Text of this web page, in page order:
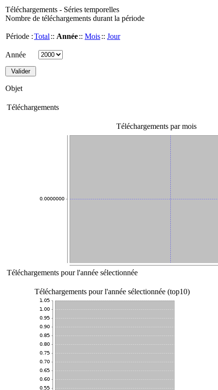
Téléchargements - Séries temporelles
Nombre de téléchargements durant la période
Période :Total :: Année:: Mois:: Jour
Année
Objet
Téléchargements
Téléchargements par mois
Téléchargements pour l'année sélectionnée
Téléchargements pour l'année sélectionnée (top10)